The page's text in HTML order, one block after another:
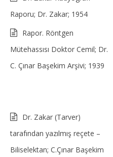
Raporu; Dr. Zakar; 1954
Rapor. Röntgen
Mütehassısı Doktor Cemil; Dr.
C. Çınar Başekim Arşivi; 1939
Dr. Zakar (Tarver)
tarafından yazılmış reçete –
Biliselektan; C.Çınar Başekim